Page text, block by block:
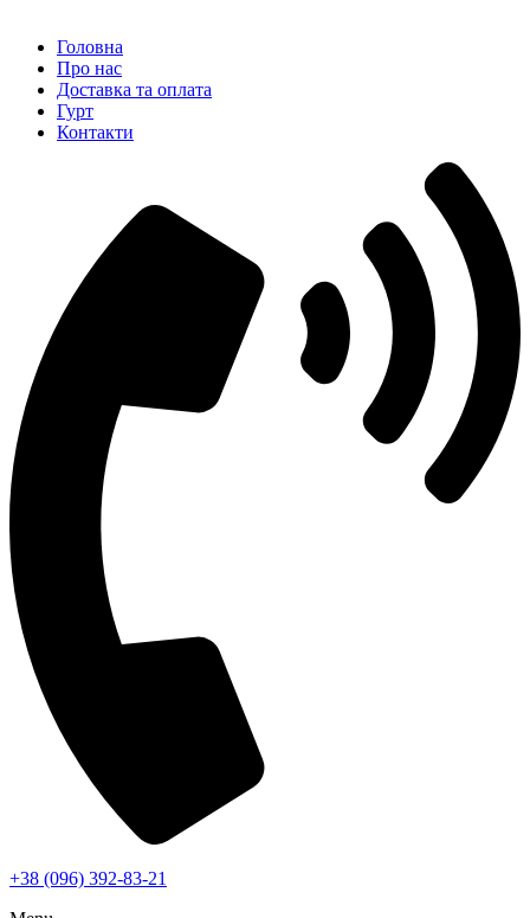
Головна
Про нас
Доставка та оплата
Гурт
Контакти
+38 (096) 392-83-21